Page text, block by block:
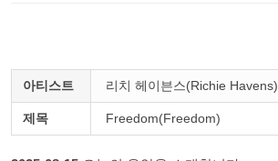
아티스트 리치 헤이븐스(Richie Havens)
제목 Freedom(Freedom)